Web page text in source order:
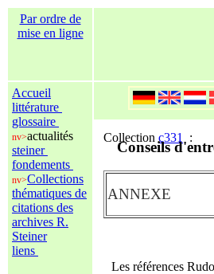
Par ordre de
mise en ligne
Accueil
littérature
glossaire
nv>actualités
steiner
fondements
nv>Collections
thématiques de
citations des
archives R.
Steiner
liens
Collection c331 :
Conseils
ANNEXE
Les références